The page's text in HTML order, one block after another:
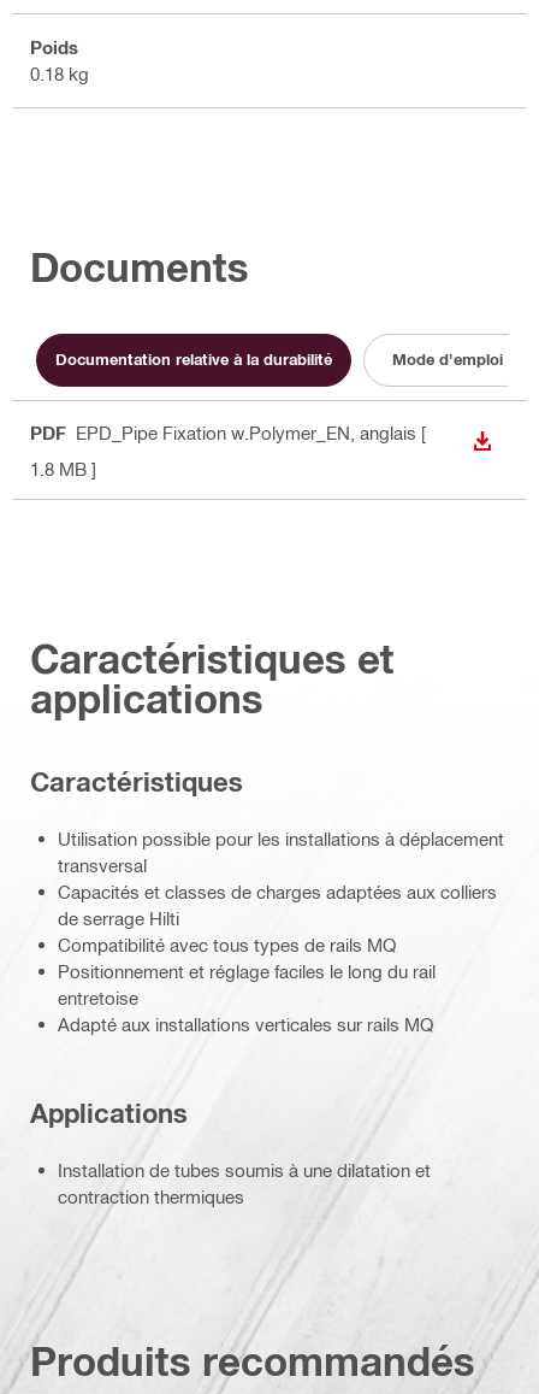
Poids
0.18 kg
Documents
Documentation relative à la durabilité Mode d'emploi
PDF EPD_Pipe Fixation w.Polymer_EN , anglais [
1.8 MB ]
Caractéristiques et
applications
Caractéristiques
Utilisation possible pour les installations à déplacement
transversal
Capacités et classes de charges adaptées aux colliers
de serrage Hilti
Compatibilité avec tous types de rails MQ
Positionnement et réglage faciles le long du rail
entretoise
Adapté aux installations verticales sur rails MQ
Applications
Installation de tubes soumis à une dilatation et
contraction thermiques
Produits recommandés